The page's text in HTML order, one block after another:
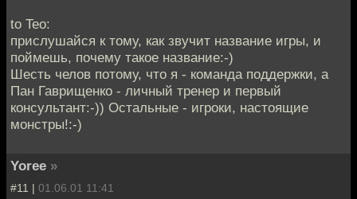
to Teo:
прислушайся к тому, как звучит название игры, и
поймешь, почему такое название:-)
Шесть челов потому, что я - команда поддержки, а
Пан Гаврищенко - личный тренер и первый
консультант:-)) Остальные - игроки, настоящие
монстры!:-)
Yoree »
#11 | 01.06.01 11:41